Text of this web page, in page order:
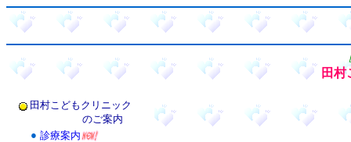
田村
田村こどもクリニック
のご案内
● 診療案内